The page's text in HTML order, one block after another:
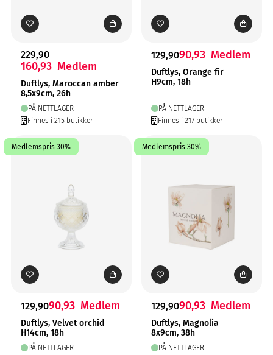
160,93 Medlem
229,90
Duftlys, Maroccan amber
8,5x9cm, 26h
PÅ NETTLAGER
Finnes i 215 butikker
90,93 Medlem
129,90
Duftlys, Orange fir
H9cm, 18h
PÅ NETTLAGER
Finnes i 217 butikker
Medlemspris 30%
90,93 Medlem
129,90
Duftlys, Velvet orchid
H14cm, 18h
PÅ NETTLAGER
Medlemspris 30%
90,93 Medlem
129,90
Duftlys, Magnolia
8x9cm, 38h
PÅ NETTLAGER